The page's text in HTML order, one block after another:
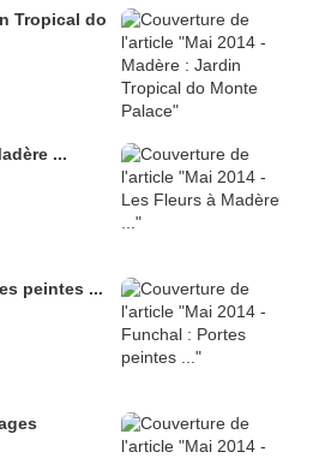
Tropical do
...
peintes ...